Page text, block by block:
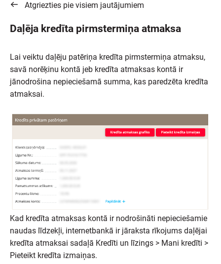
Atgriezties pie visiem jautājumiem
Daļēja kredīta pirmstermiņa atmaksa
Lai veiktu daļēju patēriņa kredīta pirmstermiņa atmaksu,
savā norēķinu kontā jeb kredīta atmaksas kontā ir
jānodrošina nepieciešamā summa, kas paredzēta kredīta
atmaksai.
Kad kredīta atmaksas kontā ir nodrošināti nepieciešamie
naudas līdzekļi, internetbankā ir jāraksta rīkojums daļējai
kredīta atmaksai sadaļā Kredīti un līzings > Mani kredīti >
Pieteikt kredīta izmaiņas.